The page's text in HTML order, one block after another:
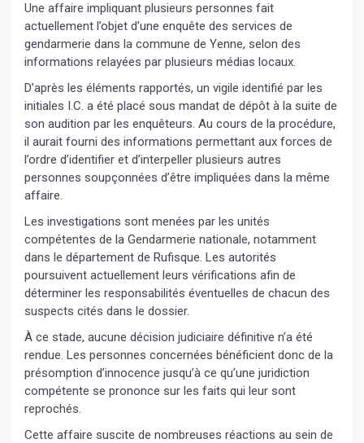
Une affaire impliquant plusieurs personnes fait
actuellement l’objet d’une enquête des services de
gendarmerie dans la commune de Yenne, selon des
informations relayées par plusieurs médias locaux.
D’après les éléments rapportés, un vigile identifié par les
initiales I.C. a été placé sous mandat de dépôt à la suite de
son audition par les enquêteurs. Au cours de la procédure,
il aurait fourni des informations permettant aux forces de
l’ordre d’identifier et d’interpeller plusieurs autres
personnes soupçonnées d’être impliquées dans la même
affaire.
Les investigations sont menées par les unités
compétentes de la Gendarmerie nationale, notamment
dans le département de Rufisque. Les autorités
poursuivent actuellement leurs vérifications afin de
déterminer les responsabilités éventuelles de chacun des
suspects cités dans le dossier.
À ce stade, aucune décision judiciaire définitive n’a été
rendue. Les personnes concernées bénéficient donc de la
présomption d’innocence jusqu’à ce qu’une juridiction
compétente se prononce sur les faits qui leur sont
reprochés.
Cette affaire suscite de nombreuses réactions au sein de